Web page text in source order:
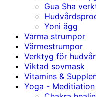
Gua Sha
Yoni ägg
Varma strumpor
Värmestrumpor
Verktyg för
Viktad sovmask
Vitamins &
Yoga - Meditiation